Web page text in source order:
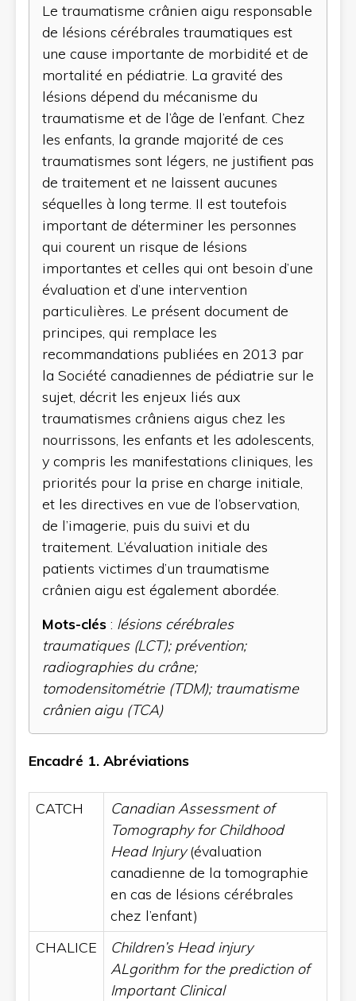
Le traumatisme crânien aigu responsable
de lésions cérébrales traumatiques est
une cause importante de morbidité et de
mortalité en pédiatrie. La gravité des
lésions dépend du mécanisme du
traumatisme et de l’âge de l’enfant. Chez
les enfants, la grande majorité de ces
traumatismes sont légers, ne justifient pas
de traitement et ne laissent aucunes
séquelles à long terme. Il est toutefois
important de déterminer les personnes
qui courent un risque de lésions
importantes et celles qui ont besoin d’une
évaluation et d’une intervention
particulières. Le présent document de
principes, qui remplace les
recommandations publiées en 2013 par
la Société canadiennes de pédiatrie sur le
sujet, décrit les enjeux liés aux
traumatismes crâniens aigus chez les
nourrissons, les enfants et les adolescents,
y compris les manifestations cliniques, les
priorités pour la prise en charge initiale,
et les directives en vue de l’observation,
de l’imagerie, puis du suivi et du
traitement. L’évaluation initiale des
patients victimes d’un traumatisme
crânien aigu est également abordée.
Mots-clés : lésions cérébrales
traumatiques (LCT); prévention;
radiographies du crâne;
tomodensitométrie (TDM); traumatisme
crânien aigu (TCA)
Encadré 1. Abréviations
CATCH
Canadian Assessment of
Tomography for Childhood
Head Injury(évaluation
canadienne de la tomographie
en cas de lésions cérébrales
chez l’enfant)
CHALICE
Children’s Head injury
ALgorithm for the prediction of
Important Clinical